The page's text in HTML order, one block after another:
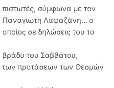
πιστωτές, σύμφωνα με τον
Παναγιώτη Λαφαζάνη... ο
οποίος σε δηλώσεις του το
βράδυ του Σαββάτου,
των προτάσεων των Θεσμών